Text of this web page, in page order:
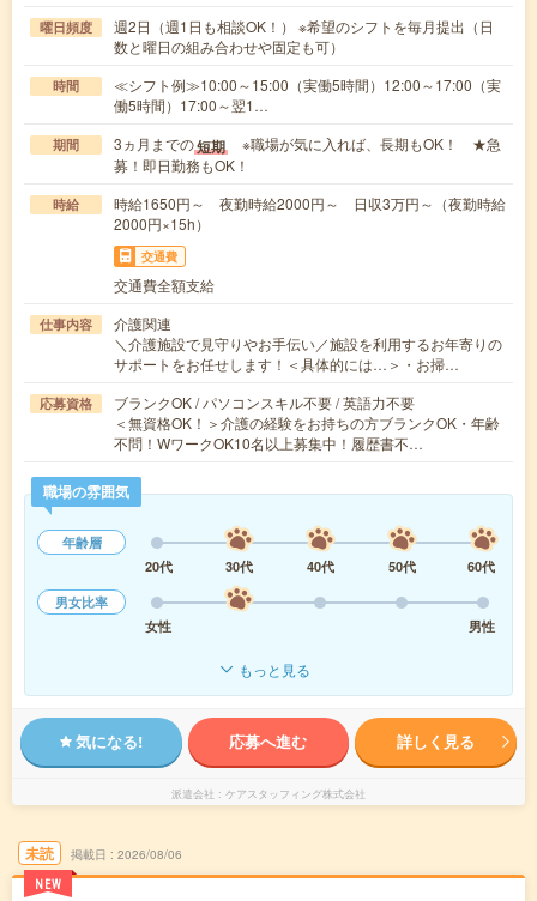
曜日頻度
週2日（週1日も相談OK！） ※希望のシフトを毎月提出（日
数と曜日の組み合わせや固定も可）
時間
≪シフト例≫10:00～15:00（実働5時間）12:00～17:00（実
働5時間）17:00～翌1…
期間 3ヵ月までの短期
※職場が気に入れば、長期もOK！ ★急
募！即日勤務もOK！
時給
時給1650円～ 夜勤時給2000円～ 日収3万円～（夜勤時給
2000円×15h）
交通費
交通費全額支給
仕事内容
介護関連
＼介護施設で見守りやお手伝い／施設を利用するお年寄りの
サポートをお任せします！＜具体的には…＞・お掃…
応募資格
ブランクOK / パソコンスキル不要 / 英語力不要
＜無資格OK！＞介護の経験をお持ちの方ブランクOK・年齢
不問！WワークOK10名以上募集中！履歴書不…
職場の雰囲気
年齢層
20代
30代 40代 50代
60代
男女比率
女性
男性
もっと見る
気になる! 応募へ進む 詳しく見る
派遣会社 ケアスタッフィング株式会社
未読
NEW
掲載日 2026/08/06